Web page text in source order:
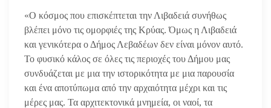
«Ο κόσμος που επισκέπτεται την Λιβαδειά συνήθως
βλέπει μόνο τις ομορφιές της Κρύας. Όμως η Λιβαδειά
και γενικότερα ο Δήμος Λεβαδέων δεν είναι μόνον αυτό.
Το φυσικό κάλος σε όλες τις περιοχές του Δήμου μας
συνδυάζεται με μια την ιστορικότητα με μια παρουσία
και ένα αποτύπωμα από την αρχαιότητα μέχρι και τις
μέρες μας. Τα αρχιτεκτονικά μνημεία, οι ναοί, τα